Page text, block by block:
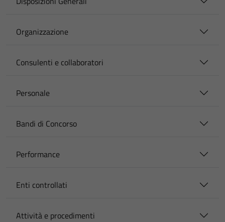
Organizzazione
Consulenti e collaboratori
Personale
Bandi di Concorso
Performance
Enti controllati
Attività e procedimenti